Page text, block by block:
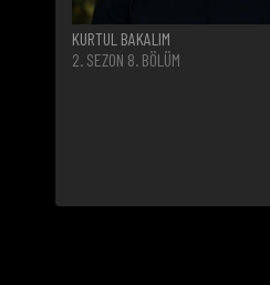
KURTUL BAKALIM
2. SEZON 8. BÖLÜM